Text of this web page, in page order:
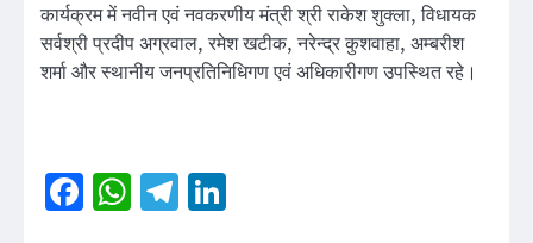
कार्यक्रम में नवीन एवं नवकरणीय मंत्री श्री राकेश शुक्ला, विधायक
सर्वश्री प्रदीप अग्रवाल, रमेश खटीक, नरेन्द्र कुशवाहा, अम्बरीश
शर्मा और स्थानीय जनप्रतिनिधिगण एवं अधिकारीगण उपस्थित रहे।
Facebook
WhatsApp
Telegram